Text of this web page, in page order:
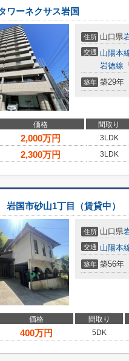
ワーネクサス岩国
住所 山口県
交通 山陽本
岩徳線 「
築年 築29年
価格 間取り
2,000万円 3LDK
2,300万円 3LDK
国市砂山1丁目（賃貸中）
住所 山口県
交通 山陽本
築年 築56年
価格 間取り
400万円 5DK